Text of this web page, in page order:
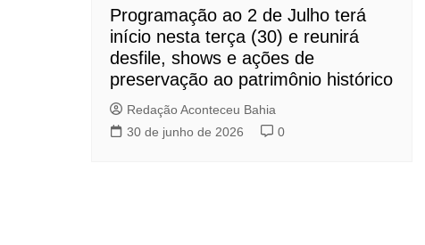
Programação ao 2 de Julho terá
início nesta terça (30) e reunirá
desfile, shows e ações de
preservação ao patrimônio histórico
Redação Aconteceu Bahia
30 de junho de 2026
0